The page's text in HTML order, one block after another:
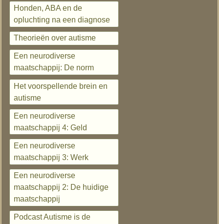
Honden, ABA en de
opluchting na een diagnose
Theorieën over autisme
Een neurodiverse
maatschappij: De norm
Het voorspellende brein en
autisme
Een neurodiverse
maatschappij 4: Geld
Een neurodiverse
maatschappij 3: Werk
Een neurodiverse
maatschappij 2: De huidige
maatschappij
Podcast Autisme is de